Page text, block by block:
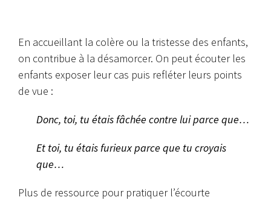
En accueillant la colère ou la tristesse des enfants,
on contribue à la désamorcer. On peut écouter les
enfants exposer leur cas puis refléter leurs points
de vue :
Donc, toi, tu étais fâchée contre lui parce que…
Et toi, tu étais furieux parce que tu croyais
que…
Plus de ressource pour pratiquer l’écourte